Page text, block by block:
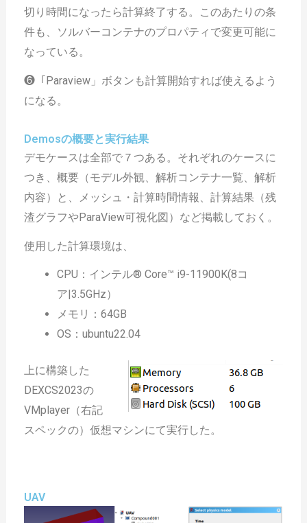
切り時間になったら計算終了する。このあたりの条
件も、ソルバーコンテナのプロパティで変更可能に
なっている。
❻「Paraview」ボタンも計算開始すれば使えるよう
になる。
Demosの概要と実行結果
デモケースは全部で７つある。それぞれのケースに
つき、概要（モデル外観、解析コンテナ一覧、解析
内容）と、メッシュ・計算時間情報、計算結果（残
渣グラフやParaView可視化図）など掲載しておく。
使用した計算環境は、
CPU：インテル® Core™ i9-11900K(8コ
ア|3.5GHz）
メモリ：64GB
OS：ubuntu22.04
上に構築した
DEXCS2023の
VMplayer（右記
スペックの）仮想マシンにて実行した。
UAV